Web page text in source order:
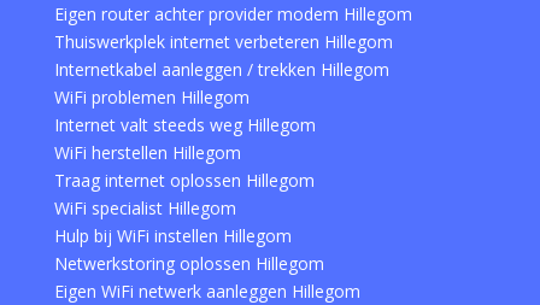
Eigen router achter provider modem Hillegom
Thuiswerkplek internet verbeteren Hillegom
Internetkabel aanleggen / trekken Hillegom
WiFi problemen Hillegom
Internet valt steeds weg Hillegom
WiFi herstellen Hillegom
Traag internet oplossen Hillegom
WiFi specialist Hillegom
Hulp bij WiFi instellen Hillegom
Netwerkstoring oplossen Hillegom
Eigen WiFi netwerk aanleggen Hillegom